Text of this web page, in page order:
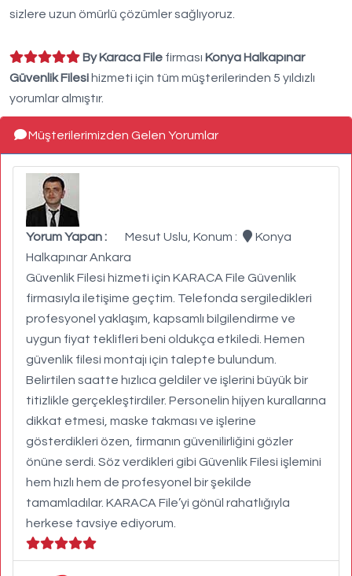
sizlere uzun ömürlü çözümler sağlıyoruz.
By Karaca File firması Konya Halkapınar
Güvenlik Filesi hizmeti için tüm müşterilerinden 5 yıldızlı
yorumlar almıştır.
Müşterilerimizden Gelen Yorumlar
Yorum Yapan : Mesut Uslu, Konum :
Konya
Halkapınar Ankara
Güvenlik Filesi hizmeti için KARACA File Güvenlik
firmasıyla iletişime geçtim. Telefonda sergiledikleri
profesyonel yaklaşım, kapsamlı bilgilendirme ve
uygun fiyat teklifleri beni oldukça etkiledi. Hemen
güvenlik filesi montajı için talepte bulundum.
Belirtilen saatte hızlıca geldiler ve işlerini büyük bir
titizlikle gerçekleştirdiler. Personelin hijyen kurallarına
dikkat etmesi, maske takması ve işlerine
gösterdikleri özen, firmanın güvenilirliğini gözler
önüne serdi. Söz verdikleri gibi Güvenlik Filesi işlemini
hem hızlı hem de profesyonel bir şekilde
tamamladılar. KARACA File’yi gönül rahatlığıyla
herkese tavsiye ediyorum.